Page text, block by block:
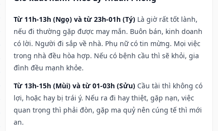
Từ 11h-13h (Ngọ) và từ 23h-01h (Tý) Là giờ rất tốt lành,
nếu đi thường gặp được may mắn. Buôn bán, kinh doanh
có lời. Người đi sắp về nhà. Phụ nữ có tin mừng. Mọi việc
trong nhà đều hòa hợp. Nếu có bệnh cầu thì sẽ khỏi, gia
đình đều mạnh khỏe.
Từ 13h-15h (Mùi) và từ 01-03h (Sửu) Cầu tài thì không có
lợi, hoặc hay bị trái ý. Nếu ra đi hay thiệt, gặp nạn, việc
quan trọng thì phải đòn, gặp ma quỷ nên cúng tế thì mới
an.